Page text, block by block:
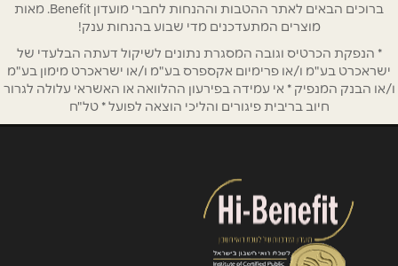
נושא*
אנא חזרו אלי בקשר ל...
הודעה*
ברוכים הבאים לאתר ההטבות וההנחות לחברי מועדון Benefit. מאות
מוצרים המתעדכנים מדי שבוע בהנחות ענק!
* הנפקת הכרטיס וגובה המסגרת נתונים לשיקול דעתה הבלעדי של
ישראכרט בע"מ ו/או פרימיום אקספרס בע"מ ו/או ישראכרט מימון בע"מ
ו/או הבנק המנפיק * אי עמידה בפירעון ההלוואה או האשראי עלולה לגרור
חיוב בריבית פיגורים והליכי הוצאה לפועל * טל"ח